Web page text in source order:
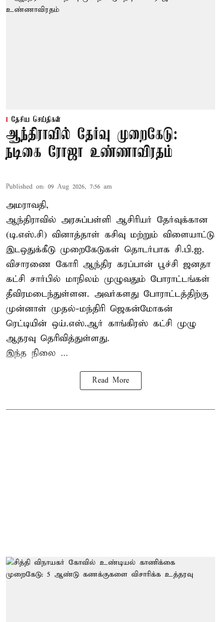
தேசிய செய்திகள்
ஆந்திராவில் தேர்வு முறைகேடு:
நடிகை ரோஜா உண்ணாவிரதம்
Published on: 09 Aug 2026, 7:56 am
அமராவதி,
ஆந்திராவில் அரசுப்பள்ளி ஆசிரியர் தேர்வுக்கான
(டி.எஸ்.சி) வினாத்தாள் கசிவு மற்றும் விளையாட்டு
இடஒதுக்கீடு முறைகேடுகள் தொடர்பாக சி.பி.ஐ.
விசாரணை கோரி ஆந்திர கரப்பான் பூச்சி ஜனதா
கட்சி சார்பில் மாநிலம் முழுவதும் போராட்டங்கள்
தீவிரமடைந்துள்ளன. அவர்களது போராட்டத்திற்கு
முன்னாள் முதல்-மந்திரி ஜெகன்மோகன்
ரெட்டியின் ஒய்.எஸ்.ஆர் காங்கிரஸ் கட்சி முழு
ஆதரவு தெரிவித்துள்ளது.
இந்த நிலை ...
Read More